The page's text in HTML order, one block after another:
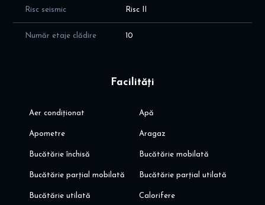
Risc seismic Risc II
Număr etaje clădire 10
Facilități
Aer condiționat Apă
Apometre Aragaz
Bucătărie închisă Bucătărie mobilată
Bucătărie parțial mobilată Bucătărie parțial utilată
Bucătărie utilată Calorifere